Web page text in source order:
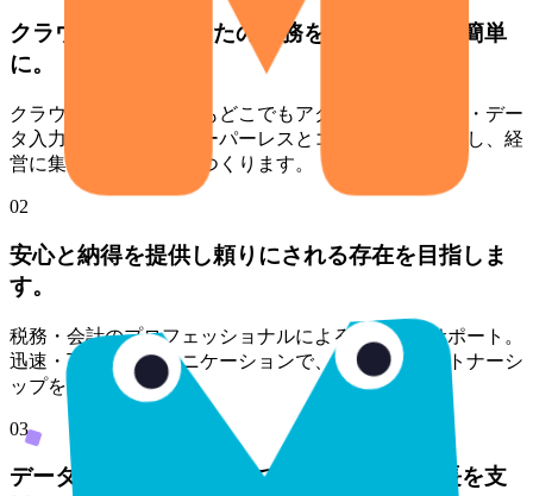
クラウド会計であなたの業務をわかりやすく簡単
に。
クラウド会計でいつでもどこでもアクセス。記帳代行・デー
タ入力の自動化で、ペーパーレスとコスト削減を実現し、経
営に集中できる環境をつくります。
02
安心と納得を提供し頼りにされる存在を目指しま
す。
税務・会計のプロフェッショナルによる高品質なサポート。
迅速・丁寧なコミュニケーションで、長期的なパートナーシ
ップを築きます。
03
データに基づく意思決定で、持続可能な成長を支